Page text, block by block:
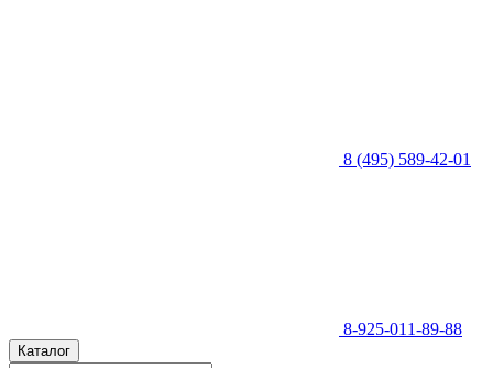
8 (495) 589-42-01
8-925-011-89-88
Каталог